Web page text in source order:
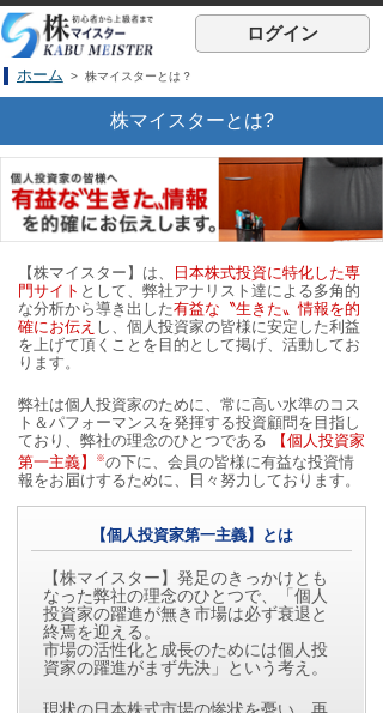
ログイン
ホーム > 株マイスターとは？
株マイスターとは?
【株マイスター】は、
日本株式投資に特化した専
門サイト として、弊社アナリスト達による多角的
な分析から導き出した有益な〝生きた〟情報を的
確にお伝え し、個人投資家の皆様に安定した利益
を上げて頂くことを目的として掲げ、活動してお
ります。
弊社は個人投資家のために、常に高い水準のコス
ト＆パフォーマンスを発揮する投資顧問を目指し
ており、弊社の理念のひとつである 【個人投資家
第一主義】
※の下に、会員の皆様に有益な投資情
報をお届けするために、日々努力しております。
【個人投資家第一主義】とは
【株マイスター】発足のきっかけとも
なった弊社の理念のひとつで、「個人
投資家の躍進が無き市場は必ず衰退と
終焉を迎える。
市場の活性化と成長のためには個人投
資家の躍進がまず先決」という考え。